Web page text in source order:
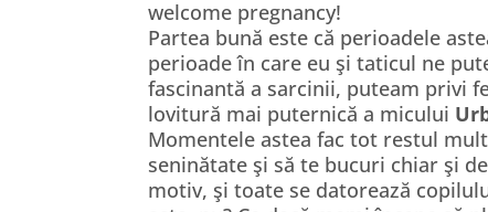
welcome pregnancy!
Partea bună este că perioadele
perioade în care eu şi taticul ne
fascinantă a sarcinii, puteam privi
lovitură mai puternică a micului
Momentele astea fac tot restul
seninătate şi să te bucuri chiar şi
motiv, şi toate se datorează